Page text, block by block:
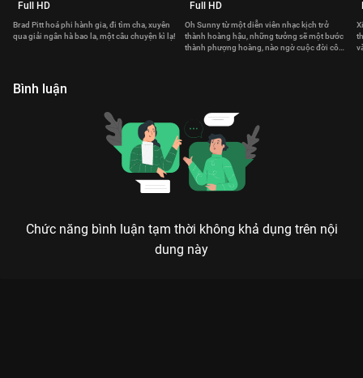
Full HD
Brad Pitt hoá phi hành gia, đi tìm cha, xuyên
qua giải ngân hà bao la, một câu chuyện kì lạ!
Full HD
Oh Sunny từ một diễn viên nhạc kịch trở
thành hoàng hậu, những tưởng sẽ một bước
thành phượng hoàng, nào ngờ cuộc đời cô
Bình luận
Chức năng bình luận tạm thời không khả dụng trên nội
dung này